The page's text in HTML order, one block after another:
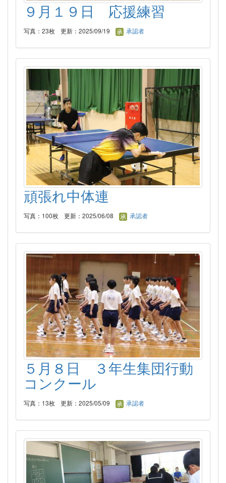
９月１９日 応援練習
写真：23枚 更新：2025/09/19 承認者
頑張れ中体連
写真：100枚 更新：2025/06/08 承認者
５月８日 ３年生集団行動
コンクール
写真：13枚 更新：2025/05/09 承認者